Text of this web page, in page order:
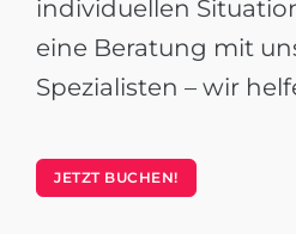
individuellen
eine Beratung mit
Spezialisten – wir
JETZT BUCHEN!